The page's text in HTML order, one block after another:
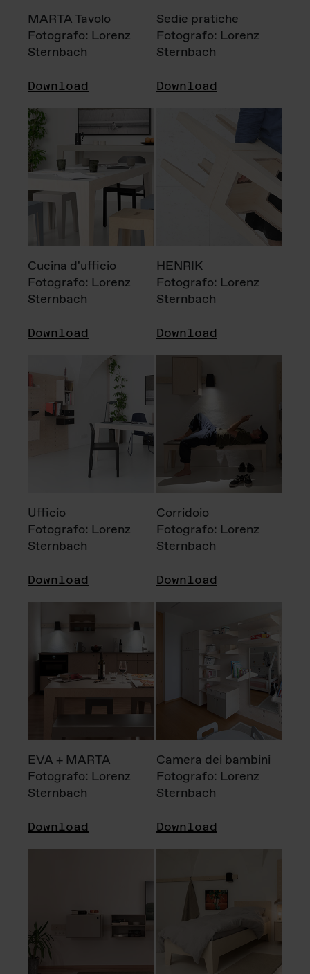
MARTA Tavolo
Fotografo: Lorenz
Sternbach
Download
Sedie pratiche
Fotografo: Lorenz
Sternbach
Download
Cucina d'ufficio
Fotografo: Lorenz
Sternbach
Download
HENRIK
Fotografo: Lorenz
Sternbach
Download
Ufficio
Fotografo: Lorenz
Sternbach
Download
Corridoio
Fotografo: Lorenz
Sternbach
Download
EVA + MARTA
Fotografo: Lorenz
Sternbach
Download
Camera dei bambini
Fotografo: Lorenz
Sternbach
Download